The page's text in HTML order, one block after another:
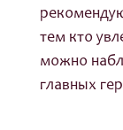
тем кто
можно
главных